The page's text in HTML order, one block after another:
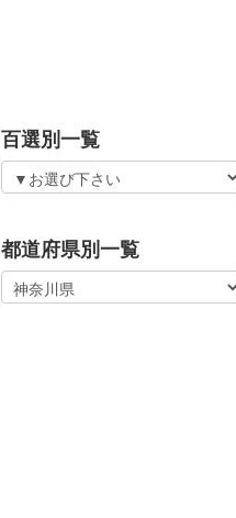
百選別一覧
都道府県別一覧